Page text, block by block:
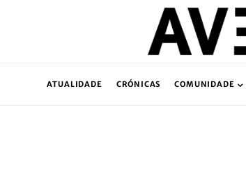
ATUALIDADE CRÓNICAS COMUNIDADE